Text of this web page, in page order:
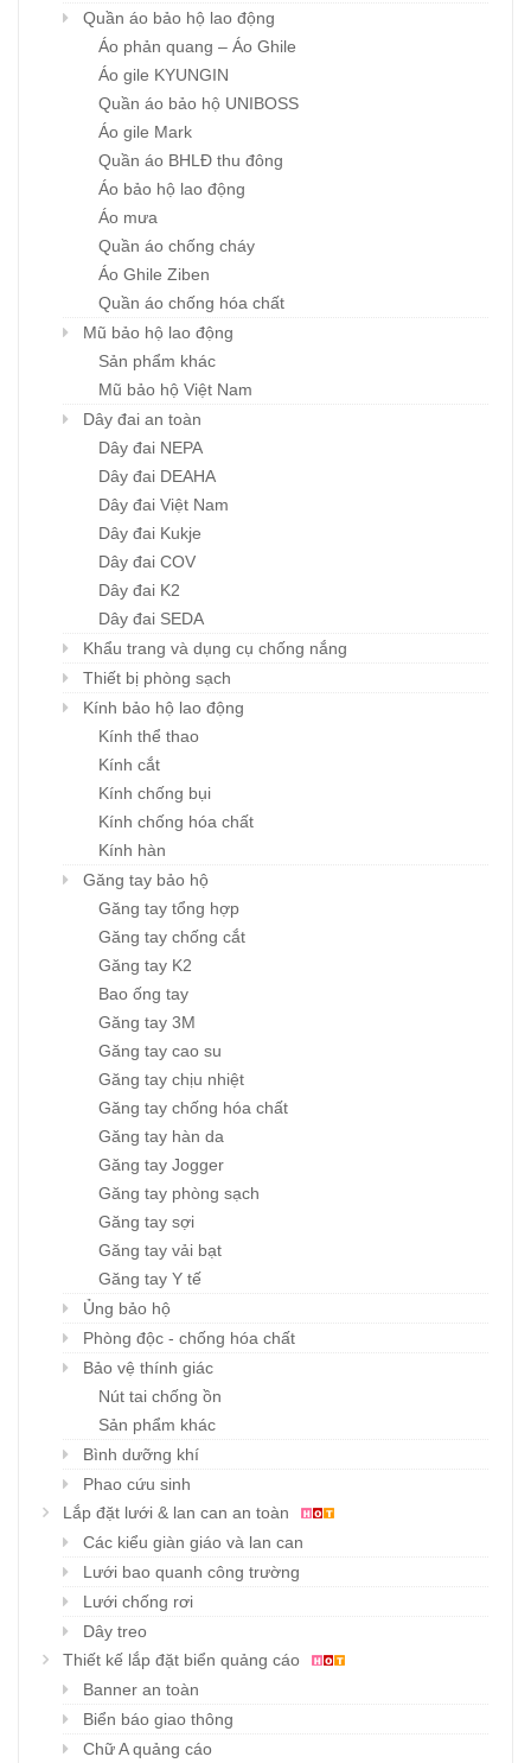
Quần áo bảo hộ lao động
Áo phản quang – Áo Ghile
Áo gile KYUNGIN
Quần áo bảo hộ UNIBOSS
Áo gile Mark
Quần áo BHLĐ thu đông
Áo bảo hộ lao động
Áo mưa
Quần áo chống cháy
Áo Ghile Ziben
Quần áo chống hóa chất
Mũ bảo hộ lao động
Sản phẩm khác
Mũ bảo hộ Việt Nam
Dây đai an toàn
Dây đai NEPA
Dây đai DEAHA
Dây đai Việt Nam
Dây đai Kukje
Dây đai COV
Dây đai K2
Dây đai SEDA
Khẩu trang và dụng cụ chống nắng
Thiết bị phòng sạch
Kính bảo hộ lao động
Kính thể thao
Kính cắt
Kính chống bụi
Kính chống hóa chất
Kính hàn
Găng tay bảo hộ
Găng tay tổng hợp
Găng tay chống cắt
Găng tay K2
Bao ống tay
Găng tay 3M
Găng tay cao su
Găng tay chịu nhiệt
Găng tay chống hóa chất
Găng tay hàn da
Găng tay Jogger
Găng tay phòng sạch
Găng tay sợi
Găng tay vải bạt
Găng tay Y tế
Ủng bảo hộ
Phòng độc - chống hóa chất
Bảo vệ thính giác
Nút tai chống ồn
Sản phẩm khác
Bình dưỡng khí
Phao cứu sinh
Lắp đặt lưới & lan can an toàn
Các kiểu giàn giáo và lan can
Lưới bao quanh công trường
Lưới chống rơi
Dây treo
Thiết kế lắp đặt biển quảng cáo
Banner an toàn
Biển báo giao thông
Chữ A quảng cáo